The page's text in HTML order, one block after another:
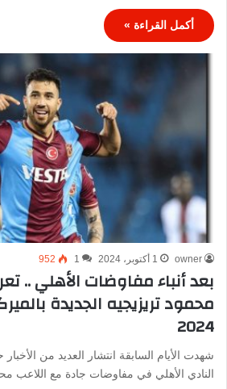
أكمل القراءة »
owner 1 أكتوبر، 2024 1
952
بعد أنباء مفاوضات الأهلي ..
محمود تريزيجيه الجديدة
2024
شهدت الأيام السابقة انتشار العديد من
النادي الأهلي في مفاوضات جادة مع اللاعب